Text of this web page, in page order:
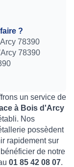
?
78390
78390
un service de
à Bois d'Arcy
Nos
possèdent
rapidement sur
de notre
01 85 42 08 07.